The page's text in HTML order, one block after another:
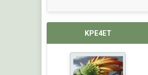
KPE4ET